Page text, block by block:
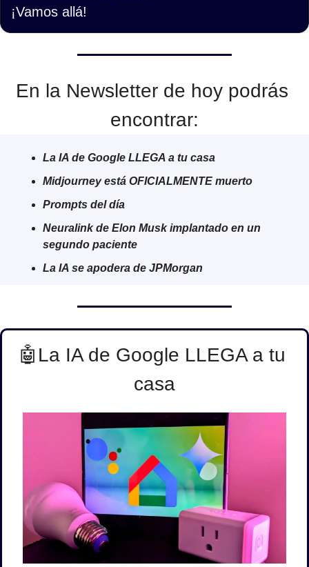
¡Vamos allá!
En la Newsletter de hoy podrás
encontrar:
La IA de Google LLEGA a tu casa
Midjourney está OFICIALMENTE muerto
Prompts del día
Neuralink de Elon Musk implantado en un
segundo paciente
La IA se apodera de JPMorgan
🤖 La IA de Google LLEGA a tu
casa